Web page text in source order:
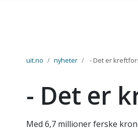
Gå til hovedinnhold
uit.no nyheter - Det er
- Det er
Med 6,7 millioner ferske